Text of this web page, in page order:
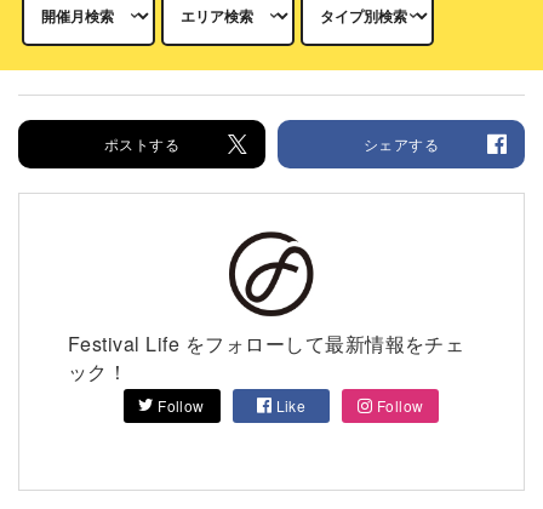
ポストする シェアする
Festival Life をフォローして最新情報をチェ
ック！
Follow Like Follow